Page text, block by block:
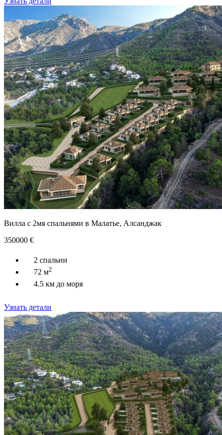
Вилла с 2мя спальнями в Малатье, Алсанджак
350000 €
2 спальни
72 м2
4.5 км до моря
Узнать детали